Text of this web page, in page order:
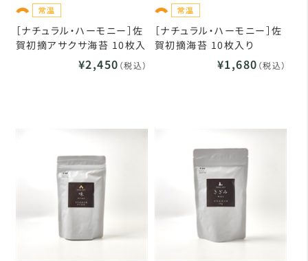
［ナチュラル・ハーモニー］佐
賀初摘アサクサ海苔 10枚入
¥2,450 （税込）
［ナチュラル・ハーモニー］佐
賀初摘海苔 10枚入り
¥1,680 （税込）